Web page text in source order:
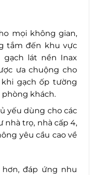
mọi không gian,
tắm đến khu vực
gạch lát nền Inax
ưa chuộng cho
gạch ốp tường
khách.
yếu dùng cho các
trọ, nhà cấp 4,
yêu cầu cao về
hơn, đáp ứng nhu